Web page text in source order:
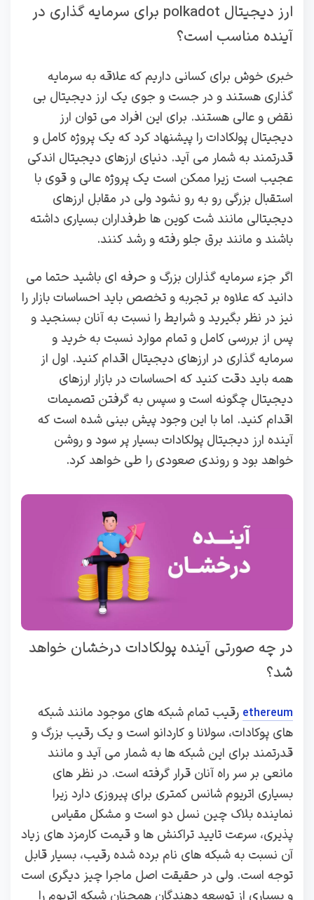
ارز دیجیتال polkadot برای سرمایه گذاری در
آینده مناسب است؟
خبری خوش برای کسانی داریم که علاقه به سرمایه
گذاری هستند و در جست و جوی یک ارز دیجیتال بی
نقض و عالی هستند. برای این افراد می توان ارز
دیجیتال پولکادات را پیشنهاد کرد که یک پروژه کامل و
قدرتمند به شمار می آید. دنیای ارزهای دیجیتال اندکی
عجیب است زیرا ممکن است یک پروژه عالی و قوی با
استقبال بزرگی رو به رو نشود ولی در مقابل ارزهای
دیجیتالی مانند شت کوین ها طرفداران بسیاری داشته
باشند و مانند برق جلو رفته و رشد کنند.
اگر جزء سرمایه گذاران بزرگ و حرفه ای باشید حتما می
دانید که علاوه بر تجربه و تخصص باید احساسات بازار را
نیز در نظر بگیرید و شرایط را نسبت به آنان بسنجید و
پس از بررسی کامل و تمام موارد نسبت به خرید و
سرمایه گذاری در ارزهای دیجیتال اقدام کنید. اول از
همه باید دقت کنید که احساسات در بازار ارزهای
دیجیتال چگونه است و سپس به گرفتن تصمیمات
اقدام کنید. اما با این وجود پیش بینی شده است که
آینده ارز دیجیتال پولکادات بسیار پر سود و روشن
خواهد بود و روندی صعودی را طی خواهد کرد.
در چه صورتی آینده پولکادات درخشان خواهد
شد؟
ethereum رقیب تمام شبکه های موجود مانند شبکه
های پوکادات، سولانا و کاردانو است و یک رقیب بزرگ و
قدرتمند برای این شبکه ها به شمار می آید و مانند
مانعی بر سر راه آنان قرار گرفته است. در نظر های
بسیاری اتریوم شانس کمتری برای پیروزی دارد زیرا
نماینده بلاک چین نسل دو است و مشکل مقیاس
پذیری، سرعت تایید تراکنش ها و قیمت کارمزد های زیاد
آن نسبت به شبکه های نام برده شده رقیب، بسیار قابل
توجه است. ولی در حقیقت اصل ماجرا چیز دیگری است
و بسیاری از توسعه دهندگان همچنان شبکه اتریوم را